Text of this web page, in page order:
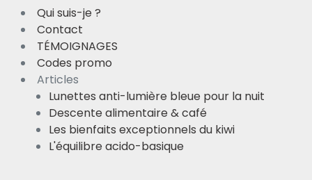
Qui suis-je ?
Contact
TÉMOIGNAGES
Codes promo
Articles
Lunettes anti-lumière bleue pour la nuit
Descente alimentaire & café
Les bienfaits exceptionnels du kiwi
L'équilibre acido-basique